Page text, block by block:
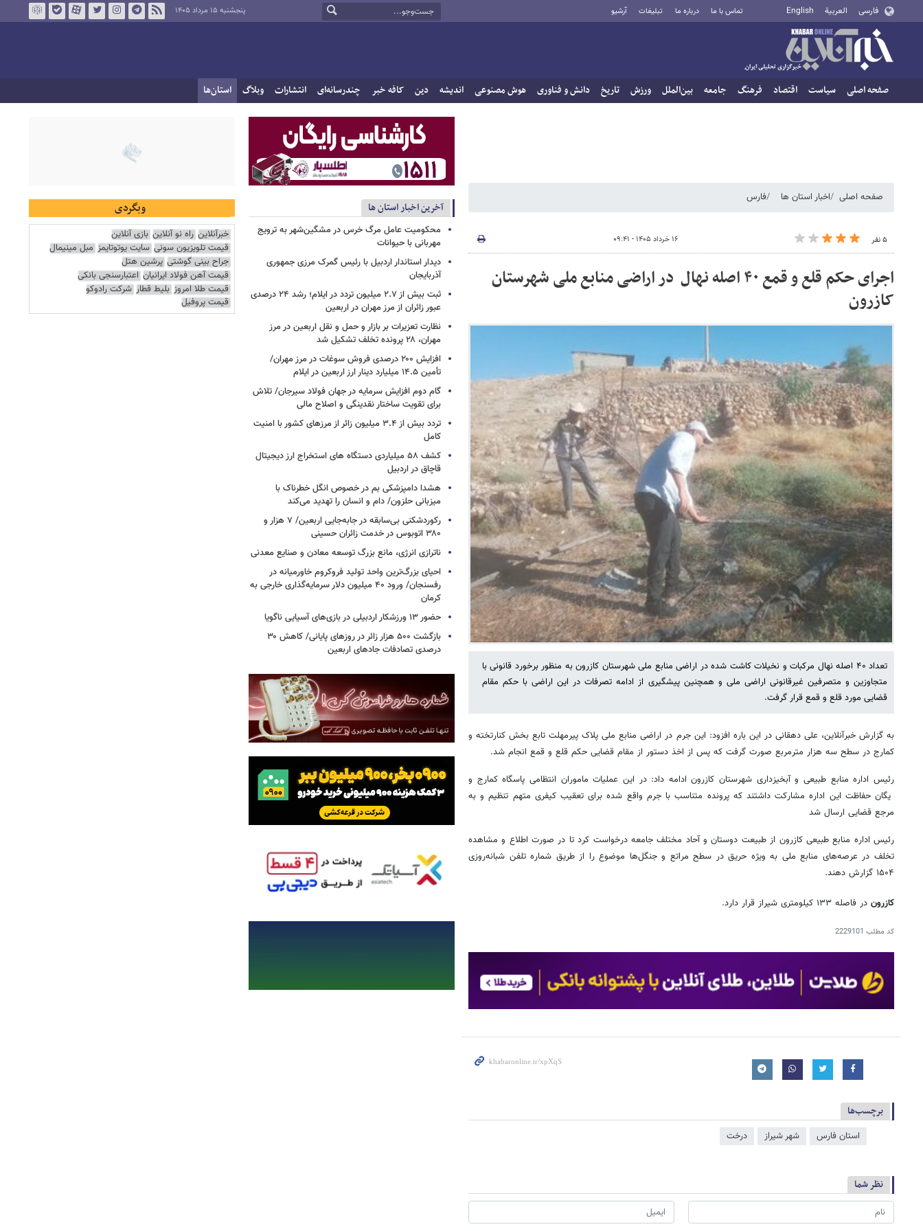
فارسی العربية English تماس با ما درباره ما تبلیغات آرشیو پنجشنبه ۱۵ مرداد ۱۴۰۵
صفحه اصلی سیاست اقتصاد فرهنگ جامعه بین‌الملل ورزش تاریخ دانش و فناوری هوش مصنوعی اندیشه دین کافه خبر چندرسانه‌ای انتشارات وبلاگ استان‌ها
صفحه اصلی اخبار استان ها فارس
۵ نفر ۱۶ خرداد ۱۴۰۵ - ۰۹:۴۱
اجرای حکم قلع و قمع ۴۰ اصله نهال در اراضی منابع ملی شهرستان
کازرون
تعداد ۴۰ اصله نهال مرکبات و نخیلات کاشت شده در اراضی منابع ملی شهرستان کازرون به منظور برخورد قانونی با
متجاوزین و متصرفین غیرقانونی اراضی ملی و همچنین پیشگیری از ادامه تصرفات در این اراضی با حکم مقام
قضایی مورد قلع و قمع قرار گرفت.
به گزارش خبرآنلاین، علی دهقانی در این باره افزود: این جرم در اراضی منابع ملی پلاک پیرمهلت تابع بخش کنارتخته و
کمارج در سطح سه هزار مترمربع صورت گرفت که پس از اخذ دستور از مقام قضایی حکم قلع و قمع انجام شد.
رئیس اداره منابع طبیعی و آبخیزداری شهرستان کازرون ادامه داد: در این عملیات ماموران انتظامی پاسگاه کمارج و
یگان‌ حفاظت این اداره مشارکت داشتند که پرونده متناسب با جرم واقع شده برای تعقیب کیفری متهم تنظیم و به
مرجع قضایی ارسال شد
رئیس اداره منابع طبیعی کازرون از طبیعت‌ دوستان و آحاد مختلف جامعه درخواست کرد تا در صورت اطلاع و مشاهده
تخلف در عرصه‌های منابع ملی به ویژه حریق در سطح مراتع و جنگل‌ها موضوع را از طریق شماره تلفن شبانه‌روزی
۱۵۰۴ گزارش دهند.
کازرون در فاصله ۱۳۳ کیلومتری شیراز قرار دارد.
کد مطلب 2229101
برچسب‌ها
استان فارس شهر شیراز درخت
نظر شما
آخرین اخبار استان ها
محکومیت عامل مرگ خرس در مشگین‌شهر به ترویج
مهربانی با حیوانات
دیدار استاندار اردبیل با رئیس گمرک مرزی جمهوری
آذربایجان
ثبت بیش از ۲.۷ میلیون تردد در ایلام؛ رشد ۲۴ درصدی
عبور زائران از مرز مهران در اربعین
نظارت تعزیرات بر بازار و حمل و نقل اربعین در مرز
مهران، ۲۸ پرونده تخلف تشکیل شد
افزایش ۲۰۰ درصدی فروش سوغات در مرز مهران/
تأمین ۱۴.۵ میلیارد دینار ارز اربعین در ایلام
گام دوم افزایش سرمایه در جهان فولاد سیرجان/ تلاش
برای تقویت ساختار نقدینگی و اصلاح مالی
تردد بیش از ۳.۴ میلیون زائر از مرزهای کشور با امنیت
کامل
کشف ۵۸ میلیاردی دستگاه های استخراج ارز دیجیتال
قاچاق در اردبیل
هشدا دامپزشکی بم در خصوص انگل خطرناک با
میزبانی حلزون/ دام و انسان را تهدید می‌کند
رکوردشکنی بی‌سابقه در جابه‌جایی اربعین/ ۷ هزار و
۳۸۰ اتوبوس در خدمت زائران حسینی
ناترازی انرژی، مانع بزرگ توسعه معادن و صنایع معدنی
احیای بزرگ‌ترین واحد تولید فروکروم خاورمیانه در
رفسنجان/ ورود ۴۰ میلیون دلار سرمایه‌گذاری خارجی به
کرمان
حضور ۱۳ ورزشکار اردبیلی در بازی‌های آسیایی ناگویا
بازگشت ۵۰۰ هزار زائر در روزهای پایانی/ کاهش ۳۰
درصدی تصادفات جادهای اربعین
وبگردی
خبرآنلاین راه نو آنلاین بازی آنلاین
قیمت تلویزیون سونی سایت یوتوتایمز مبل مینیمال
جراح بینی گوشتی پرشین هتل
قیمت آهن فولاد ایرانیان اعتبارسنجی بانکی
قیمت طلا امروز بلیط قطار شرکت رادوکو
قیمت پروفیل